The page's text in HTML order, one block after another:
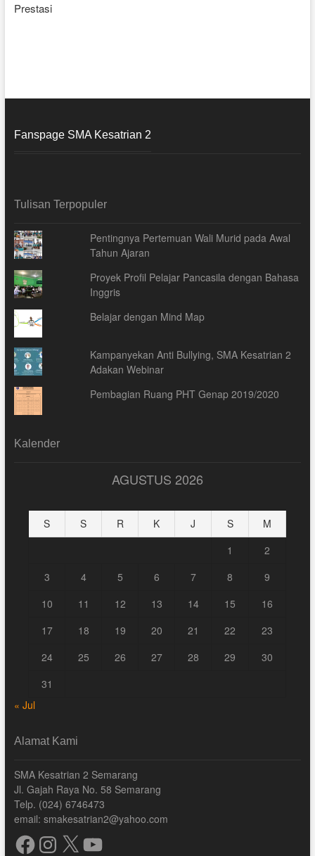
Prestasi
Fanspage SMA Kesatrian 2
Tulisan Terpopuler
Pentingnya Pertemuan Wali Murid pada Awal
Tahun Ajaran
Proyek Profil Pelajar Pancasila dengan Bahasa
Inggris
Belajar dengan Mind Map
Kampanyekan Anti Bullying, SMA Kesatrian 2
Adakan Webinar
Pembagian Ruang PHT Genap 2019/2020
Kalender
AGUSTUS 2026
S S R K J S
M
1
2
3
4 5 6 7 8
9
10
11 12 13 14 15
16
17
18 19 20 21 22
23
24
25 26 27 28 29
30
31
« Jul
Alamat Kami
SMA Kesatrian 2 Semarang
Jl. Gajah Raya No. 58 Semarang
Telp. (024) 6746473
email: smakesatrian2@yahoo.com
FacebookInstagram
X YouTube